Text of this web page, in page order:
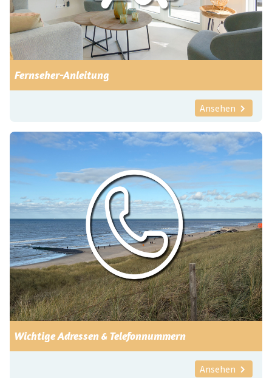
Fernseher-Anleitung
Ansehen
Wichtige Adressen & Telefonnummern
Ansehen